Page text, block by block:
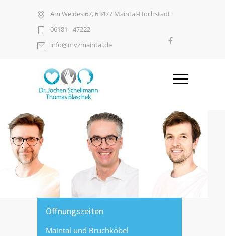
Am Weides 67, 63477 Maintal-Hochstadt
06181 - 47222
info@mvzmaintal.de
Öffnungszeiten
Maintal und Bruchköbel